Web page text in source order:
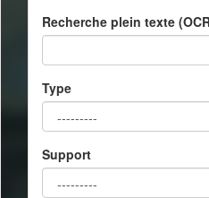
Recherche plein texte
Type
Support